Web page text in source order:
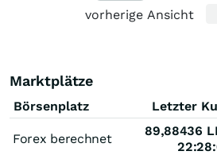
vorherige Ansicht
Marktplätze
Börsenplatz Letzter
Forex berechnet
89,88436